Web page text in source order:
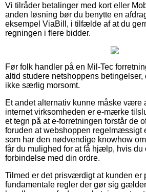
Vi tilråder betalinger med kort eller
anden løsning bør du benytte en
eksempel ViaBill, i tilfælde af at du
regningen i flere bidder.
Før folk handler på en Mil-Tec
altid studere netshoppens betingelser,
ikke særlig morsomt.
Et andet alternativ kunne måske være
internet virksomheden er e-mærke
et tegn på at e-forretningen forstår de
foruden at webshoppen regelmæssigt
som har den nødvendige knowhow
får du mulighed for at få hjælp, hvis
forbindelse med din ordre.
Tilmed er det prisværdigt at kunden er
fundamentale regler der gør sig